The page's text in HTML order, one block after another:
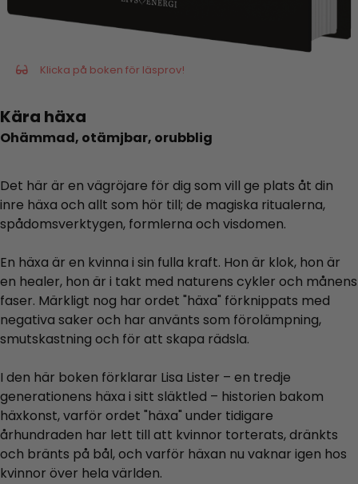
Klicka på boken för läsprov!
Kära häxa
Ohämmad, otämjbar, orubblig
Det här är en vägröjare för dig som vill ge plats åt din
inre häxa och allt som hör till; de magiska ritualerna,
spådomsverktygen, formlerna och visdomen.
En häxa är en kvinna i sin fulla kraft. Hon är klok, hon är
en healer, hon är i takt med naturens cykler och månens
faser. Märkligt nog har ordet "häxa" förknippats med
negativa saker och har använts som förolämpning,
smutskastning och för att skapa rädsla.
I den här boken förklarar Lisa Lister – en tredje
generationens häxa i sitt släktled – historien bakom
häxkonst, varför ordet "häxa" under tidigare
århundraden har lett till att kvinnor torterats, dränkts
och bränts på bål, och varför häxan nu vaknar igen hos
kvinnor över hela världen.